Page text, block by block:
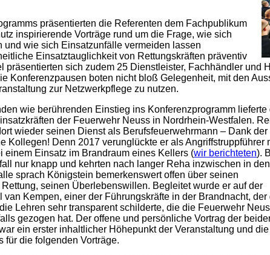
präsentierten die Referenten dem Fachpublikum
inspirierende Vorträge rund um die Frage, wie sich
wie sich Einsatzunfälle vermeiden lassen
Einsatztauglichkeit von Rettungskräften präventiv
präsentierten sich zudem 25 Dienstleister, Fachhändler und
Konferenzpausen boten nicht bloß Gelegenheit, mit den
zur Netzwerkpflege zu nutzen.
wie berührenden Einstieg ins Konferenzprogramm lieferte
der Feuerwehr Neuss in Nordrhein-Westfalen.
wieder seinen Dienst als Berufsfeuerwehrmann – Dank der
Kollegen! Denn 2017 verunglückte er als Angriffstruppführer
einem Einsatz im Brandraum eines Kellers (wir berichteten).
nur knapp und kehrten nach langer Reha inzwischen in den
sprach Königstein bemerkenswert offen über seinen
seinen Überlebenswillen. Begleitet wurde er auf der
van Kempen, einer der Führungskräfte in der Brandnacht, der
Lehren sehr transparent schilderte, die die Feuerwehr
gezogen hat. Der offene und persönliche Vortrag der
ein erster inhaltlicher Höhepunkt der Veranstaltung und die
für die folgenden Vorträge.